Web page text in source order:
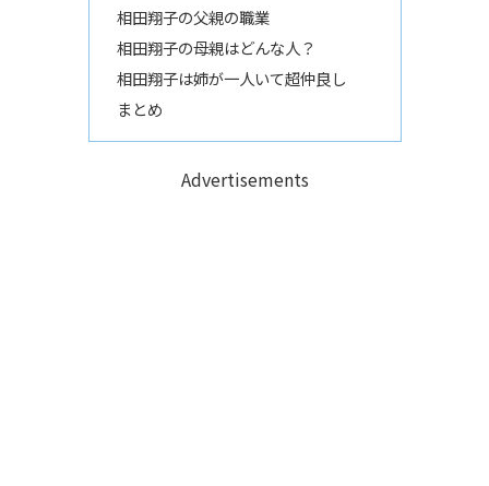
相田翔子の父親の職業
相田翔子の母親はどんな人？
相田翔子は姉が一人いて超仲良し
まとめ
Advertisements